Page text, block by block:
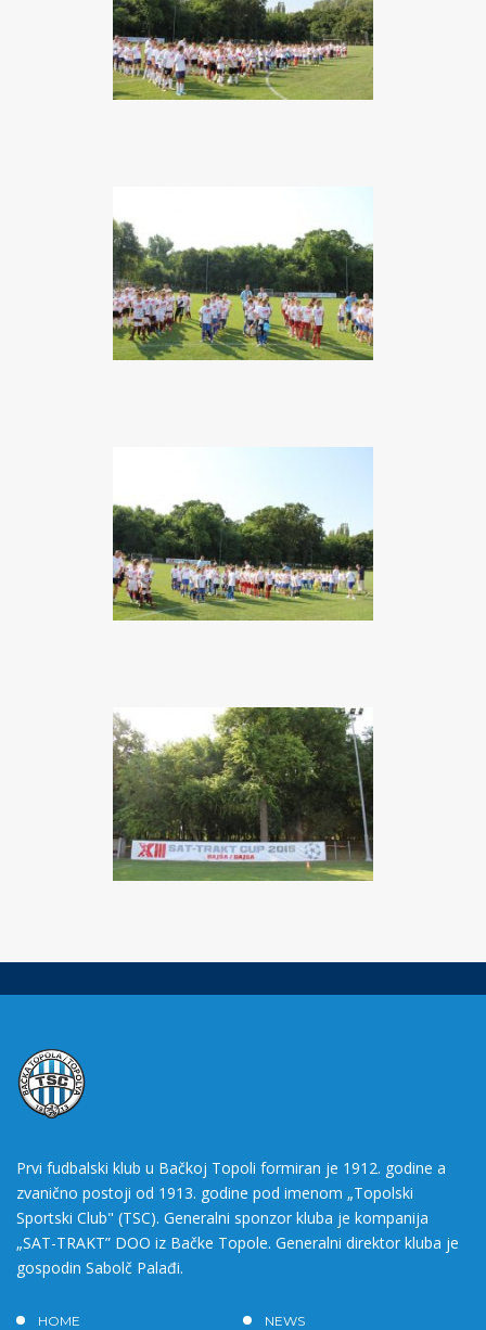
Prvi fudbalski klub u Bačkoj Topoli formiran je 1912. godine a
zvanično postoji od 1913. godine pod imenom „Topolski
Sportski Club" (TSC). Generalni sponzor kluba je kompanija
„SAT-TRAKT” DOO iz Bačke Topole. Generalni direktor kluba je
gospodin Sabolč Palađi.
HOME
NEWS